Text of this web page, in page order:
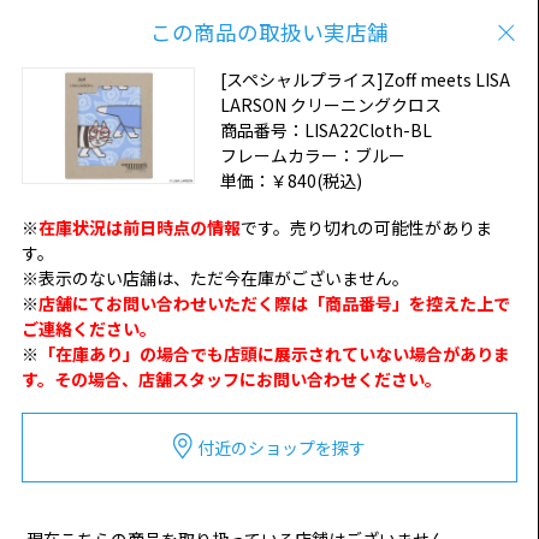
この商品の取扱い実店舗
[スペシャルプライス]Zoff meets LISA
LARSON クリーニングクロス
商品番号： LISA22Cloth-BL
フレームカラー： ブルー
単価： ￥840(税込)
※在庫状況は前日時点の情報です。売り切れの可能性がありま
す。
※表示のない店舗は、ただ今在庫がございません。
※店舗にてお問い合わせいただく際は「商品番号」を控えた上で
ご連絡ください。
※ 「在庫あり」の場合でも店頭に展示されていない場合がありま
す。その場合、店舗スタッフにお問い合わせください。
付近のショップを探す